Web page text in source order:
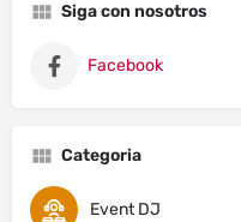
Siga con nosotros
Facebook
Categoria
Event DJ